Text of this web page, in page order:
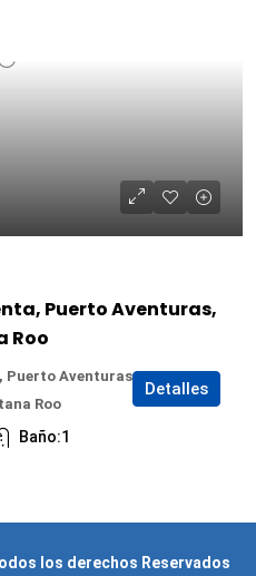
Puerto Aventuras,
Roo
Puerto Aventuras, Puerto
Roo
Baño:1
Detalles
los derechos Reservados